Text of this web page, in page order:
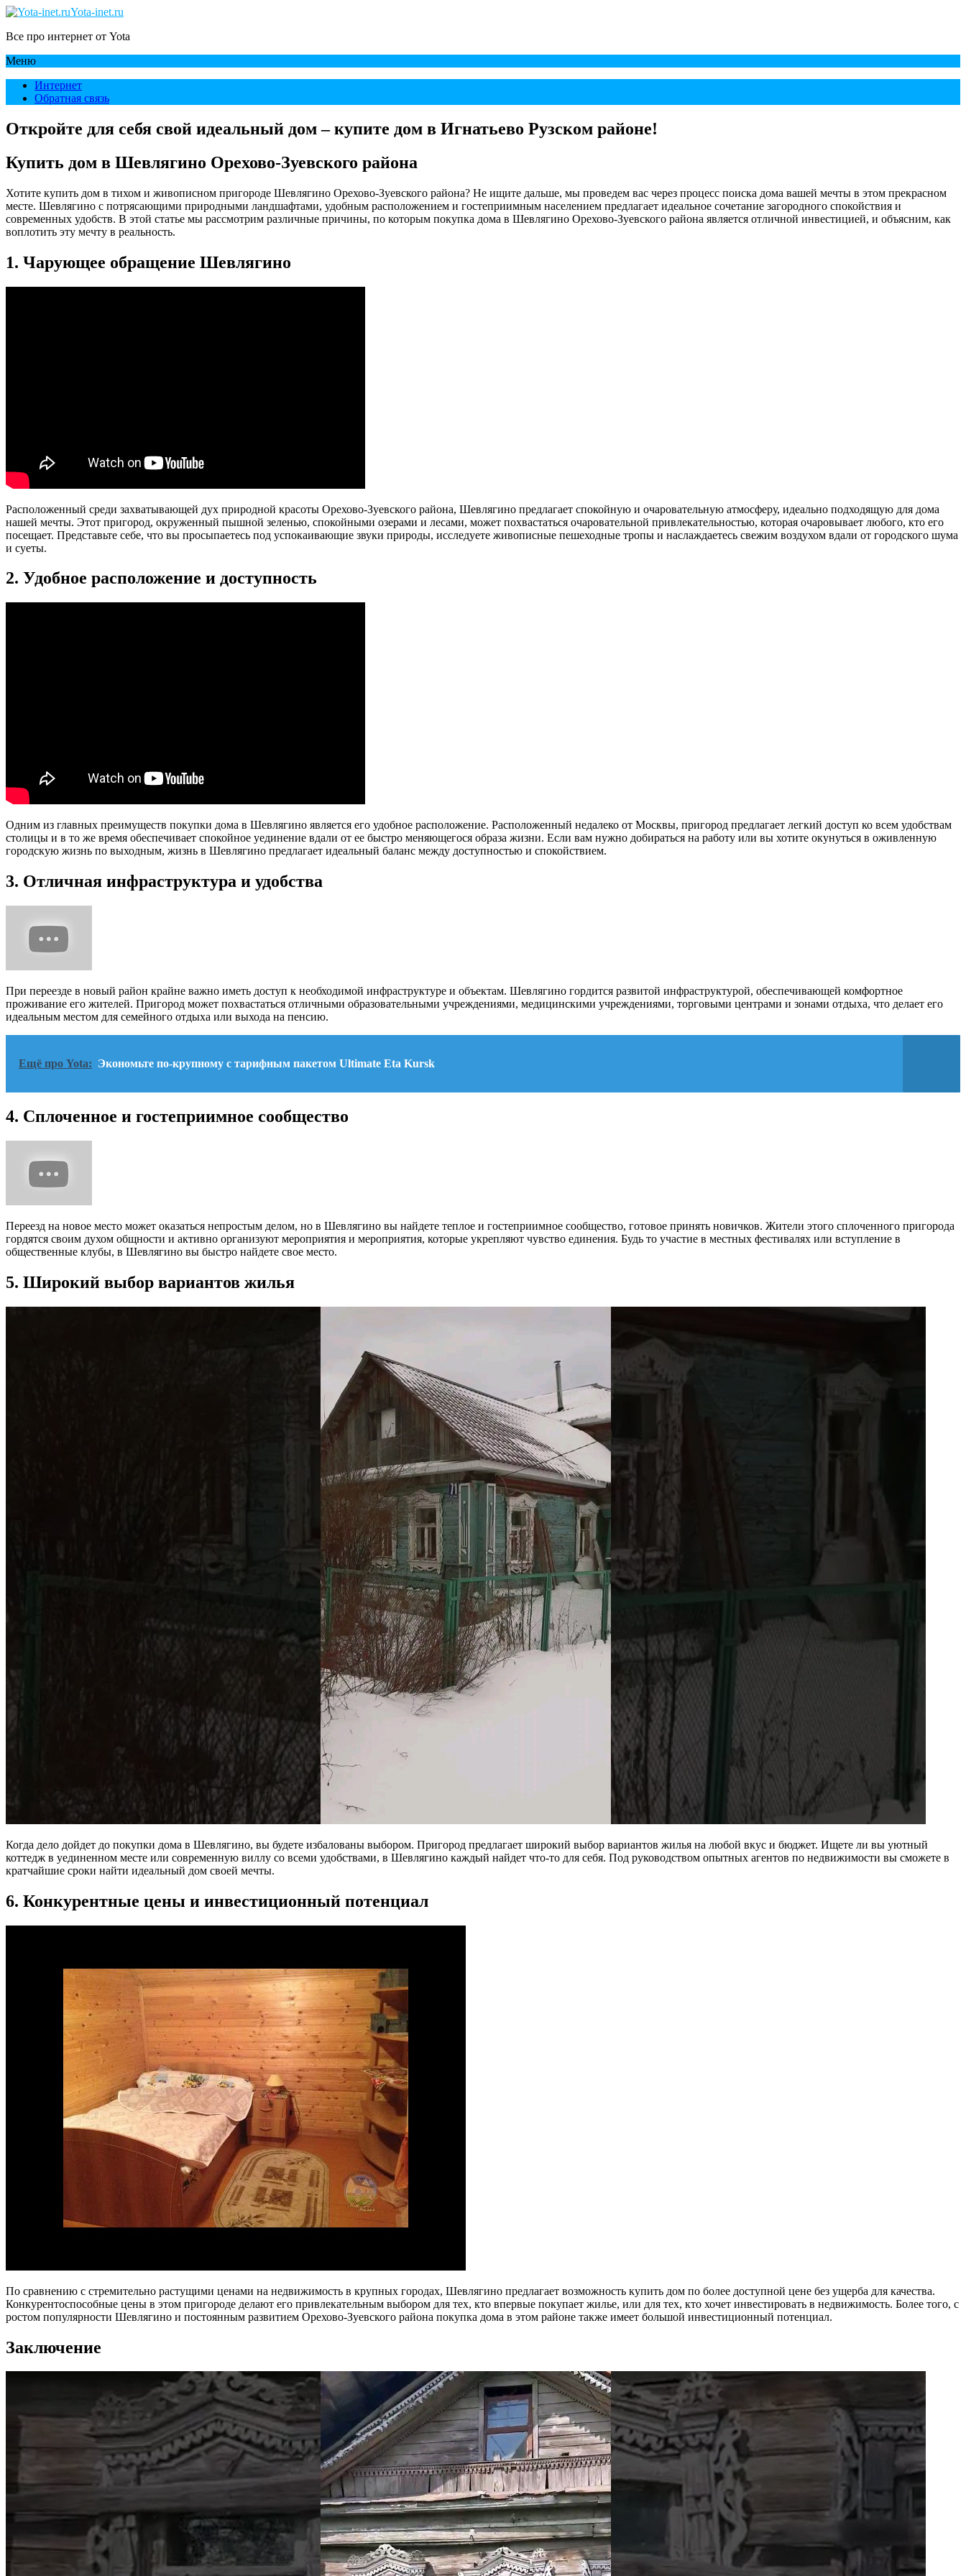
Yota-inet.ru
Все про интернет от Yota
Меню
Интернет
Обратная связь
Откройте для себя свой идеальный дом – купите дом в Игнатьево Рузском районе!
Купить дом в Шевлягино Орехово-Зуевского района
Хотите купить дом в тихом и живописном пригороде Шевлягино Орехово-Зуевского района? Не ищите дальше, мы проведем вас через процесс поиска дома вашей мечты в этом прекрасном
месте. Шевлягино с потрясающими природными ландшафтами, удобным расположением и гостеприимным населением предлагает идеальное сочетание загородного спокойствия и
современных удобств. В этой статье мы рассмотрим различные причины, по которым покупка дома в Шевлягино Орехово-Зуевского района является отличной инвестицией, и объясним, как
воплотить эту мечту в реальность.
1. Чарующее обращение Шевлягино
Расположенный среди захватывающей дух природной красоты Орехово-Зуевского района, Шевлягино предлагает спокойную и очаровательную атмосферу, идеально подходящую для дома
нашей мечты. Этот пригород, окруженный пышной зеленью, спокойными озерами и лесами, может похвастаться очаровательной привлекательностью, которая очаровывает любого, кто его
посещает. Представьте себе, что вы просыпаетесь под успокаивающие звуки природы, исследуете живописные пешеходные тропы и наслаждаетесь свежим воздухом вдали от городского шума
и суеты.
2. Удобное расположение и доступность
Одним из главных преимуществ покупки дома в Шевлягино является его удобное расположение. Расположенный недалеко от Москвы, пригород предлагает легкий доступ ко всем удобствам
столицы и в то же время обеспечивает спокойное уединение вдали от ее быстро меняющегося образа жизни. Если вам нужно добираться на работу или вы хотите окунуться в оживленную
городскую жизнь по выходным, жизнь в Шевлягино предлагает идеальный баланс между доступностью и спокойствием.
3. Отличная инфраструктура и удобства
При переезде в новый район крайне важно иметь доступ к необходимой инфраструктуре и объектам. Шевлягино гордится развитой инфраструктурой, обеспечивающей комфортное
проживание его жителей. Пригород может похвастаться отличными образовательными учреждениями, медицинскими учреждениями, торговыми центрами и зонами отдыха, что делает его
идеальным местом для семейного отдыха или выхода на пенсию.
Ещё про Yota: Экономьте по-крупному с тарифным пакетом Ultimate Eta Kursk
4. Сплоченное и гостеприимное сообщество
Переезд на новое место может оказаться непростым делом, но в Шевлягино вы найдете теплое и гостеприимное сообщество, готовое принять новичков. Жители этого сплоченного пригорода
гордятся своим духом общности и активно организуют мероприятия и мероприятия, которые укрепляют чувство единения. Будь то участие в местных фестивалях или вступление в
общественные клубы, в Шевлягино вы быстро найдете свое место.
5. Широкий выбор вариантов жилья
Когда дело дойдет до покупки дома в Шевлягино, вы будете избалованы выбором. Пригород предлагает широкий выбор вариантов жилья на любой вкус и бюджет. Ищете ли вы уютный
коттедж в уединенном месте или современную виллу со всеми удобствами, в Шевлягино каждый найдет что-то для себя. Под руководством опытных агентов по недвижимости вы сможете в
кратчайшие сроки найти идеальный дом своей мечты.
6. Конкурентные цены и инвестиционный потенциал
По сравнению с стремительно растущими ценами на недвижимость в крупных городах, Шевлягино предлагает возможность купить дом по более доступной цене без ущерба для качества.
Конкурентоспособные цены в этом пригороде делают его привлекательным выбором для тех, кто впервые покупает жилье, или для тех, кто хочет инвестировать в недвижимость. Более того, с
ростом популярности Шевлягино и постоянным развитием Орехово-Зуевского района покупка дома в этом районе также имеет большой инвестиционный потенциал.
Заключение